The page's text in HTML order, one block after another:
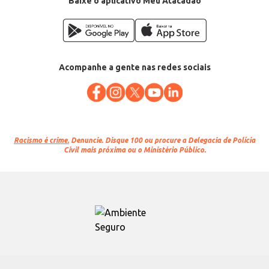
Acompanhe a gente nas redes sociais
Racismo é crime. Denuncie. Disque 100 ou procure a Delegacia de Polícia
Civil mais próxima ou o Ministério Público.